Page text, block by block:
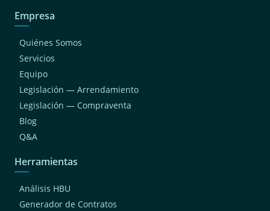
Empresa
Quiénes Somos
Servicios
Equipo
Legislación — Arrendamiento
Legislación — Compraventa
Blog
Q&A
Herramientas
Análisis HBU
Generador de Contratos